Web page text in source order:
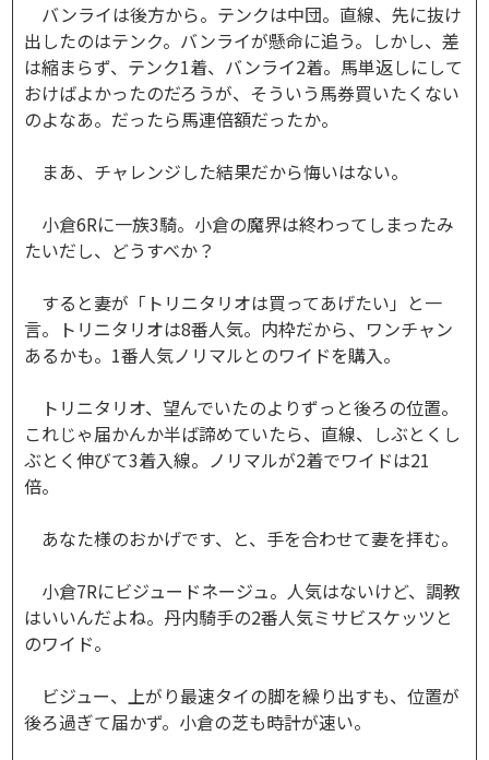
バンライは後方から。テンクは中団。直線、先に抜け
出したのはテンク。バンライが懸命に追う。しかし、差
は縮まらず、テンク1着、バンライ2着。馬単返しにして
おけばよかったのだろうが、そういう馬券買いたくない
のよなあ。だったら馬連倍額だったか。
まあ、チャレンジした結果だから悔いはない。
小倉6Rに一族3騎。小倉の魔界は終わってしまったみ
たいだし、どうすべか？
すると妻が「トリニタリオは買ってあげたい」と一
言。トリニタリオは8番人気。内枠だから、ワンチャン
あるかも。1番人気ノリマルとのワイドを購入。
トリニタリオ、望んでいたのよりずっと後ろの位置。
これじゃ届かんか半ば諦めていたら、直線、しぶとくし
ぶとく伸びて3着入線。ノリマルが2着でワイドは21
倍。
あなた様のおかげです、と、手を合わせて妻を拝む。
小倉7Rにビジュードネージュ。人気はないけど、調教
はいいんだよね。丹内騎手の2番人気ミサビスケッツと
のワイド。
ビジュー、上がり最速タイの脚を繰り出すも、位置が
後ろ過ぎて届かず。小倉の芝も時計が速い。